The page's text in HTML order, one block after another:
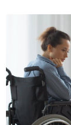
calidad de